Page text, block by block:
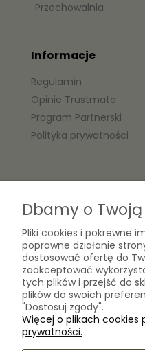
Przechowalnia
Informacje
Regulamin
Opinie Trustmate
Program Partnerski
Polityka prywatności
O nas
Kontakt
Biogram Henryk Różański
Blog
O firmie
Dbamy o
Pliki cookies i pokrewne
poprawne działanie
dostosować ofertę do
zaakceptować
tych plików i przejść do
plików do swoich
"Dostosuj zgody".
Więcej o plikach cookies
prywatności.